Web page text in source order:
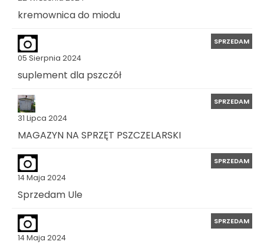
kremownica do miodu
05 Sierpnia 2024
SPRZEDAM
suplement dla pszczół
31 Lipca 2024
SPRZEDAM
MAGAZYN NA SPRZĘT PSZCZELARSKI
14 Maja 2024
SPRZEDAM
Sprzedam Ule
14 Maja 2024
SPRZEDAM